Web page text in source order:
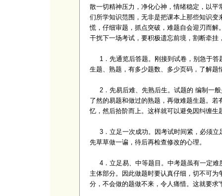
散一切精神压力，净化心神，情绪稳定，以
们所学知识范围，无非是把课本上那些知识
慌，仔细审题，抓点突破，难题自会迎刃而
干扰下一场考试，要积极遗忘前境，割断牵
1．先通览后答题。刚接到试卷，别急于答
生题、熟题，有多少题数、多少页码，了解题
2．先易后难、先熟后生。试题的 编制一般
了然的易题和做过的熟题，再做难题生题。若
忆，然后拾阶而上。这样就可以避免因纠缠
3．立足一次成功。因考试时间紧，必须立
先草草做一谝，待后再检查修改的心理。
4．立足易、中等题目。中考题虽有一定难
主体部分。因此做题时要认真仔细，切不可
分，不会做的题做不来，令人痛惜。这就要